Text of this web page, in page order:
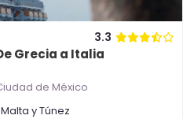
3.3
Grecia a Italia
de México
Malta yTúnez